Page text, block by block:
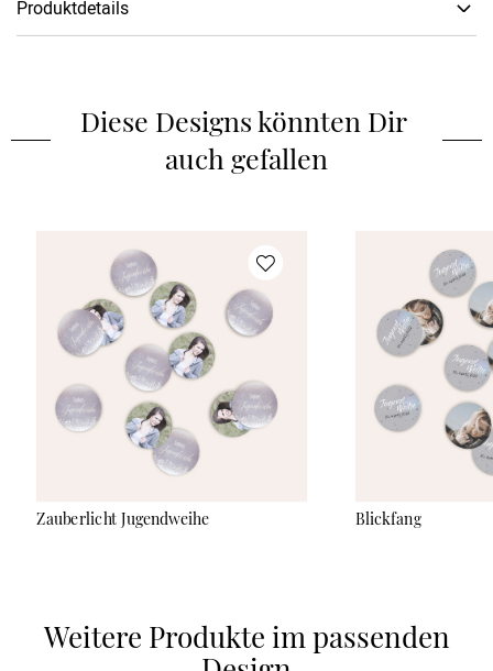
Produktdetails
Diese Designs könnten Dir
auch gefallen
Zauberlicht Jugendweihe Blickfang
Weitere Produkte im passenden